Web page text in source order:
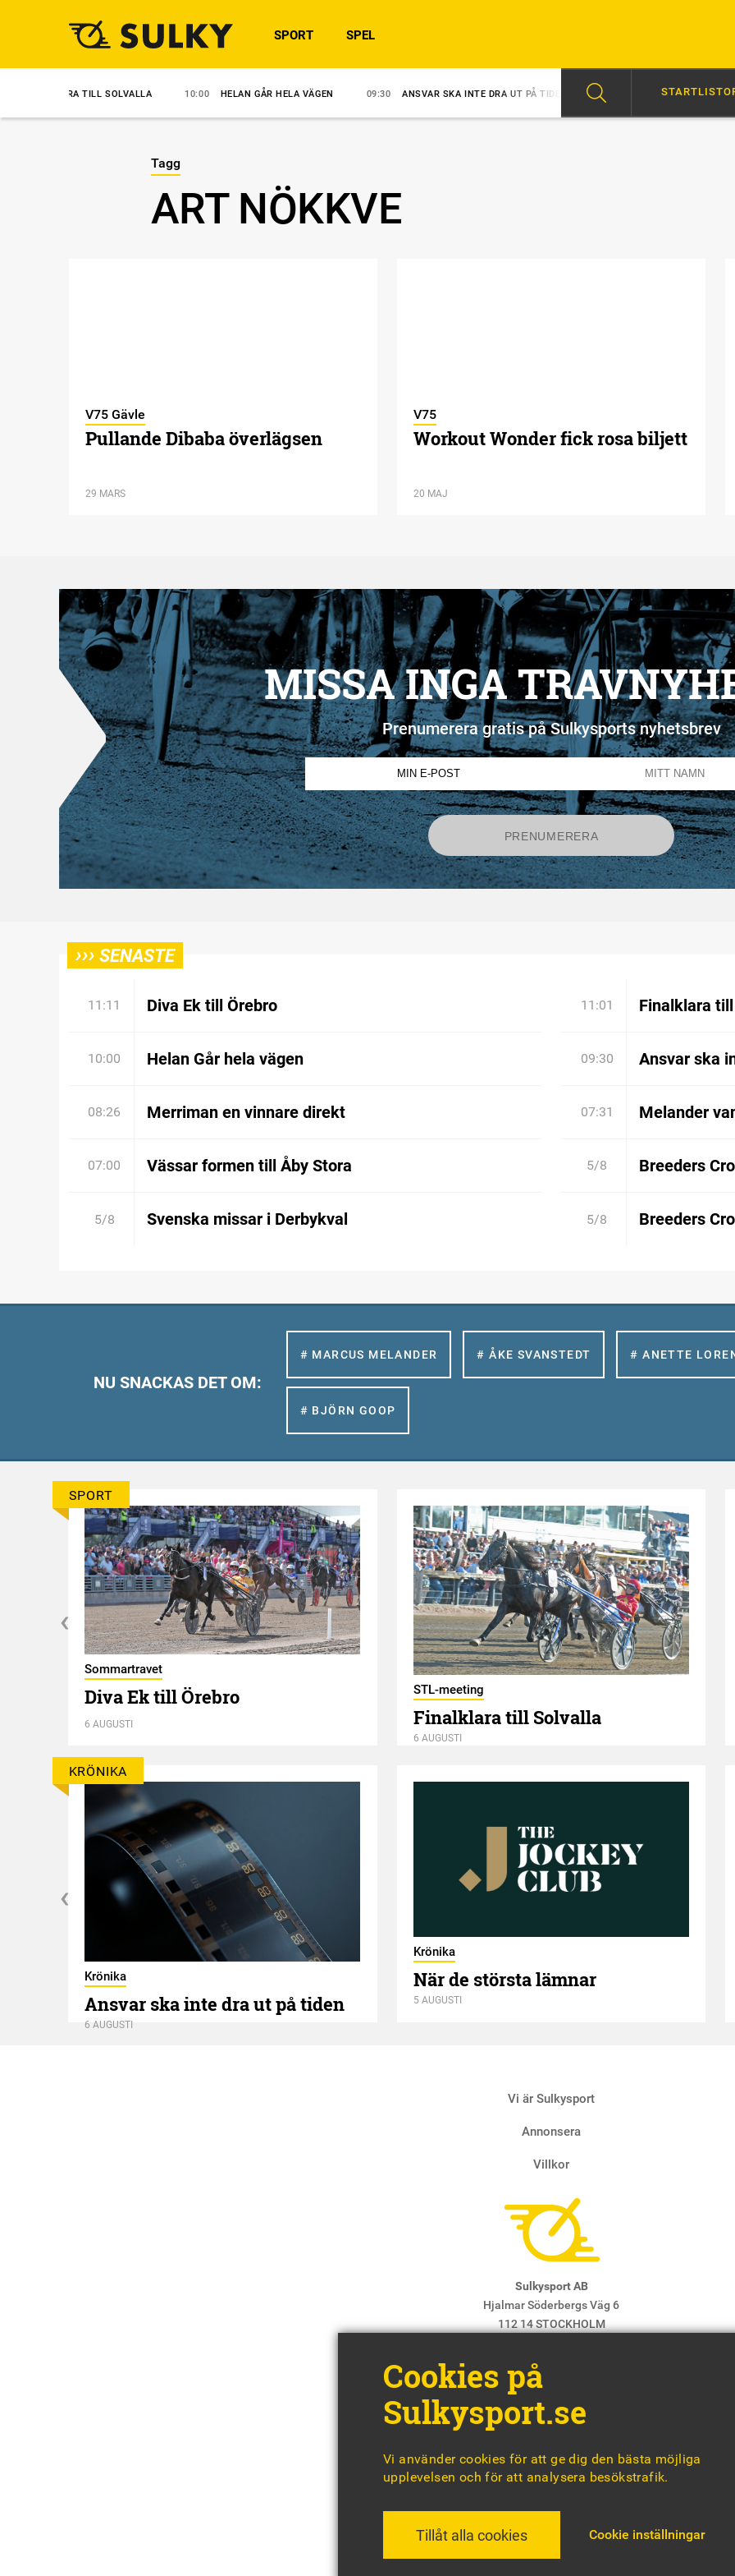
SPORT SPEL
TILL SOLVALLA 10:00 HELAN GÅR HELA VÄGEN 09:30 ANSVAR SKA INTE DRA UT PÅ TIDEN 08:26 MERRIMAN EN VINNARE DIREKT
Tagg
ART NÖKKVE
V75 Gävle
Pullande Dibaba överlägsen
29 MARS
V75
Workout Wonder fick rosa biljett
20 MAJ
MISSA INGA
Prenumerera gratis på Sulkysports nyhetsbrev
››› SENASTE
11:11 Diva Ek till Örebro 11:01 Finalklara
10:00 Helan Går hela vägen 09:30 Ansvar ska
08:26 Merriman en vinnare direkt 07:31 Melander
07:00 Vässar formen till Åby Stora 5/8 Breeders
5/8 Svenska missar i Derbykval 5/8 Breeders
NU SNACKAS DET OM:
# MARCUS MELANDER # ÅKE SVANSTEDT # ANETTE
# BJÖRN GOOP
SPORT
Sommartravet
Diva Ek till Örebro
6 AUGUSTI
STL-meeting
Finalklara till Solvalla
6 AUGUSTI
KRÖNIKA
Krönika
Ansvar ska inte dra ut på tiden
6 AUGUSTI
Krönika
När de största lämnar
5 AUGUSTI
Vi är Sulkysport
Annonsera
Villkor
Sulkysport AB
Hjalmar Söderbergs Väg 6
112 14 STOCKHOLM
Chefredaktör & ansvarig utgivare:
Cookies på
Sulkysport.se
Vi använder cookies för att ge dig den bästa möjliga
upplevelsen och för att analysera besökstrafik.
Tillåt alla cookies Cookie inställningar